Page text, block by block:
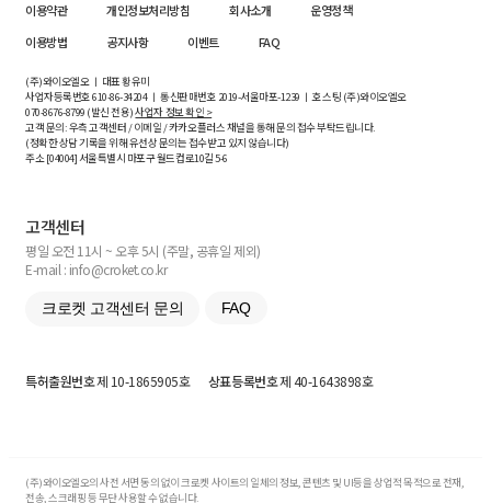
이용약관 개인정보처리방침 회사소개
운영정책
이용방법
공지사항 이벤트 FAQ
(주)와이오엘오 ㅣ 대표 황유미
사업자등록번호610-86-34204ㅣ 통신판매번호 2019-서울마포-1239 ㅣ 호스팅 (주)와이오엘오
070-8676-8799 (발신 전용)사업자 정보 확인 >
고객 문의: 우측 고객센터 / 이메일 / 카카오플러스 채널을 통해 문의 접수 부탁드립니다.
(정확한 상담 기록을 위해 유선상 문의는 접수받고 있지 않습니다)
주소 [04004] 서울특별시 마포구 월드컵로10길5-6
고객센터
평일 오전 11시 ~ 오후 5시 (주말, 공휴일 제외)
E-mail : info@croket.co.kr
크로켓 고객센터 문의 FAQ
특허출원번호제 10-1865905호 상표등록번호제 40-1643898호
(주)와이오엘오의 사전 서면 동의 없이 크로켓 사이트의 일체의 정보, 콘텐츠 및 UI등을 상업적 목적으로 전재,
전송, 스크래핑 등 무단 사용할 수 없습니다.